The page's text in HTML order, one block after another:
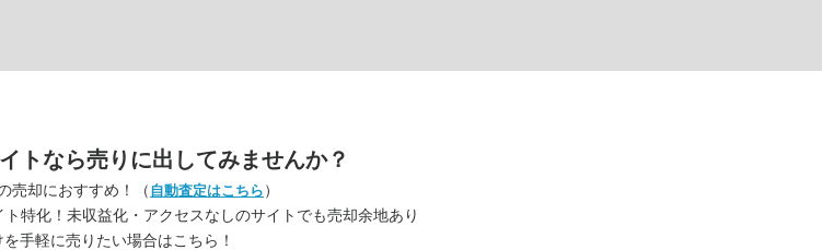
トなら売りに出してみませんか？
売却におすすめ！（自動査定はこちら ）
ト特化！未収益化・アクセスなしのサイトでも売却余地あり
を手軽に売りたい場合はこちら！